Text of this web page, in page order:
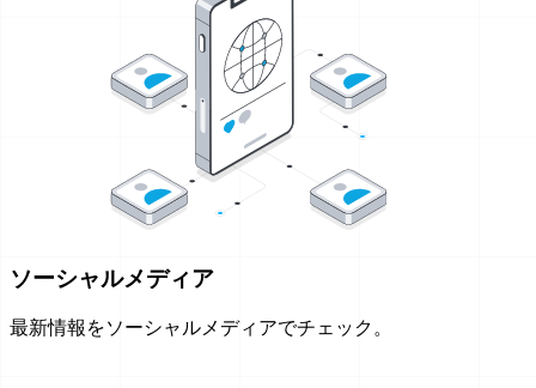
ソーシャルメディア
最新情報をソーシャルメディアでチェック。